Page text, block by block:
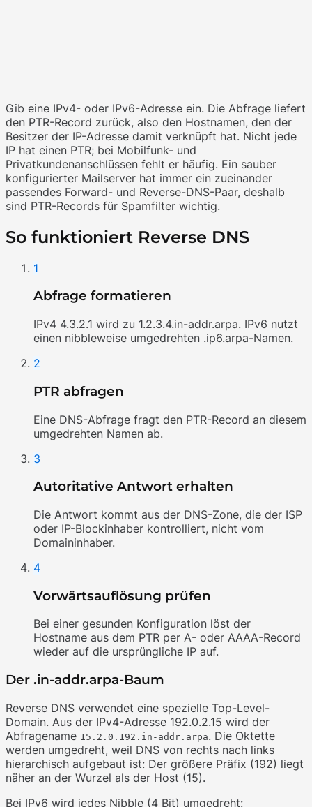
Gib eine IPv4- oder IPv6-Adresse ein. Die Abfrage liefert
den PTR-Record zurück, also den Hostnamen, den der
Besitzer der IP-Adresse damit verknüpft hat. Nicht jede
IP hat einen PTR; bei Mobilfunk- und
Privatkundenanschlüssen fehlt er häufig. Ein sauber
konfigurierter Mailserver hat immer ein zueinander
passendes Forward- und Reverse-DNS-Paar, deshalb
sind PTR-Records für Spamfilter wichtig.
So funktioniert Reverse DNS
1
Abfrage formatieren
IPv4 4.3.2.1 wird zu 1.2.3.4.in-addr.arpa. IPv6 nutzt
einen nibbleweise umgedrehten .ip6.arpa-Namen.
2
PTR abfragen
Eine DNS-Abfrage fragt den PTR-Record an diesem
umgedrehten Namen ab.
3
Autoritative Antwort erhalten
Die Antwort kommt aus der DNS-Zone, die der ISP
oder IP-Blockinhaber kontrolliert, nicht vom
Domaininhaber.
4
Vorwärtsauflösung prüfen
Bei einer gesunden Konfiguration löst der
Hostname aus dem PTR per A- oder AAAA-Record
wieder auf die ursprüngliche IP auf.
Der .in-addr.arpa-Baum
Reverse DNS verwendet eine spezielle Top-Level-
Domain. Aus der IPv4-Adresse 192.0.2.15 wird der
Abfragename 15.2.0.192.in-addr.arpa. Die Oktette
werden umgedreht, weil DNS von rechts nach links
hierarchisch aufgebaut ist: Der größere Präfix (192) liegt
näher an der Wurzel als der Host (15).
Bei IPv6 wird jedes Nibble (4 Bit) umgedreht: